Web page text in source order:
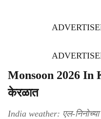
Monsoon 2026 In
केरळात
India weather: एल-निनोच्या